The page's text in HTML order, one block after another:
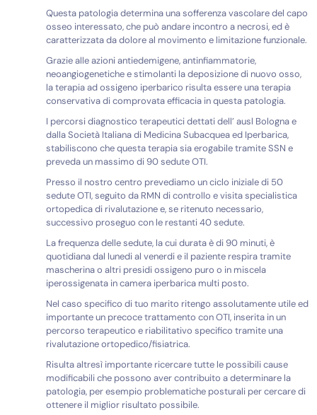
Questa patologia determina una sofferenza vascolare del capo
osseo interessato, che può andare incontro a necrosi, ed è
caratterizzata da dolore al movimento e limitazione funzionale.
Grazie alle azioni antiedemigene, antinfiammatorie,
neoangiogenetiche e stimolanti la deposizione di nuovo osso,
la terapia ad ossigeno iperbarico risulta essere una terapia
conservativa di comprovata efficacia in questa patologia.
I percorsi diagnostico terapeutici dettati dell’ ausl Bologna e
dalla Società Italiana di Medicina Subacquea ed Iperbarica,
stabiliscono che questa terapia sia erogabile tramite SSN e
preveda un massimo di 90 sedute OTI.
Presso il nostro centro prevediamo un ciclo iniziale di 50
sedute OTI, seguito da RMN di controllo e visita specialistica
ortopedica di rivalutazione e, se ritenuto necessario,
successivo proseguo con le restanti 40 sedute.
La frequenza delle sedute, la cui durata è di 90 minuti, è
quotidiana dal lunedi al venerdi e il paziente respira tramite
mascherina o altri presidi ossigeno puro o in miscela
iperossigenata in camera iperbarica multi posto.
Nel caso specifico di tuo marito ritengo assolutamente utile ed
importante un precoce trattamento con OTI, inserita in un
percorso terapeutico e riabilitativo specifico tramite una
rivalutazione ortopedico/fisiatrica.
Risulta altresì importante ricercare tutte le possibili cause
modificabili che possono aver contribuito a determinare la
patologia, per esempio problematiche posturali per cercare di
ottenere il miglior risultato possibile.